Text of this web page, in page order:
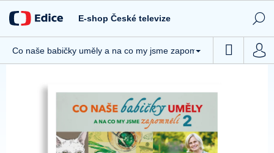
obsah
E-shop České televize
KOŠÍK
Novinky
Tipy ČT
Co naše babičky uměly a na co my jsme zapomněli 2